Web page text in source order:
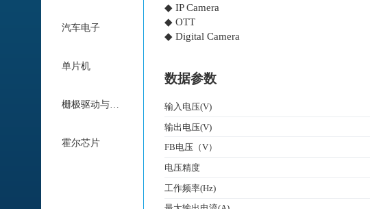
汽车电子
单片机
栅极驱动与电机驱动
霍尔芯片
◆ IP Camera
◆ OTT
◆ Digital Camera
数据参数
输入电压(V)
输出电压(V)
FB电压（V）
电压精度
工作频率(Hz)